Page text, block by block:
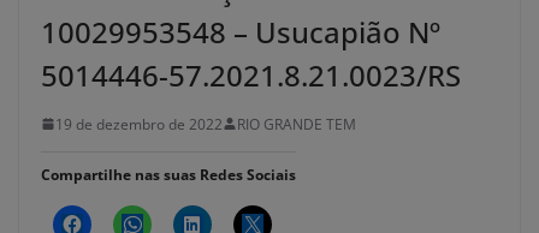
10029953548 – Usucapião Nº
5014446-57.2021.8.21.0023/RS
19 de dezembro de 2022 RIO GRANDE TEM
Compartilhe nas suas Redes Sociais